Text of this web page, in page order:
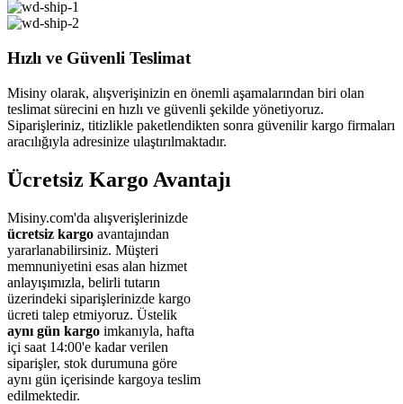
Hızlı ve Güvenli Teslimat
Misiny olarak, alışverişinizin en önemli aşamalarından biri olan
teslimat sürecini en hızlı ve güvenli şekilde yönetiyoruz.
Siparişleriniz, titizlikle paketlendikten sonra güvenilir kargo firmaları
aracılığıyla adresinize ulaştırılmaktadır.
Ücretsiz Kargo Avantajı
Misiny.com'da alışverişlerinizde
ücretsiz kargo avantajından
yararlanabilirsiniz. Müşteri
memnuniyetini esas alan hizmet
anlayışımızla, belirli tutarın
üzerindeki siparişlerinizde kargo
ücreti talep etmiyoruz. Üstelik
aynı gün kargo imkanıyla, hafta
içi saat 14:00'e kadar verilen
siparişler, stok durumuna göre
aynı gün içerisinde kargoya teslim
edilmektedir.